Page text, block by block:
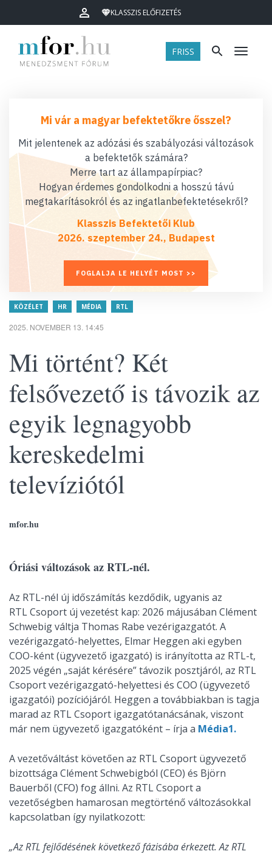
KLASSZIS ELŐFIZETÉS
FRISS Menü
Mi vár a magyar befektetőkre ősszel?
Mit jelentenek az adózási és szabályozási változások
a befektetők számára?
Merre tart az állampapírpiac?
Hogyan érdemes gondolkodni a hosszú távú
megtakarításokról és az ingatlanbefektetésekről?
Klasszis Befektetői Klub
2026. szeptember 24., Budapest
FOGLALJA LE HELYÉT MOST >>
KÖZÉLET HR MÉDIA RTL
2025. NOVEMBER 13. 14:45
Mi történt? Két
felsővezető is távozik az
egyik legnagyobb
kereskedelmi
televíziótól
mfor.hu
Óriási változások az RTL-nél.
Az RTL-nél új időszámítás kezdődik, ugyanis az
RTL Csoport új vezetést kap: 2026 májusában Clément
Schwebig váltja Thomas Rabe vezérigazgatót. A
vezérigazgató-helyettes, Elmar Heggen aki egyben
COO-ként (ügyvezető igazgató) is irányította az RTL-t,
2025 végén „saját kérésére” távozik posztjáról, az RTL
Csoport vezérigazgató-helyettesi és COO (ügyvezető
igazgatói) pozíciójáról. Heggen a továbbiakban is tagja
marad az RTL Csoport igazgatótanácsának, viszont
már nem ügyvezető igazgatóként – írja a Média1.
A vezetőváltást követően az RTL Csoport ügyvezető
bizottsága Clément Schwebigból (CEO) és Björn
Bauerből (CFO) fog állni. Az RTL Csoport a
vezetőségben hamarosan megtörténő változásokkal
kapcsolatban így nyilatkozott:
„Az RTL fejlődésének következő fázisába érkezett. Az RTL